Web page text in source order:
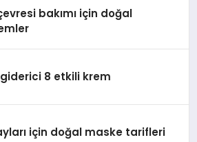
bakımı için doğal
giderici 8 etkili krem
için doğal maske tarifleri